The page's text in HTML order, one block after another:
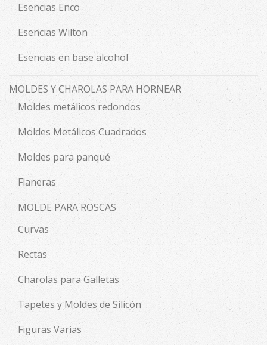
Esencias Enco
Esencias Wilton
Esencias en base alcohol
MOLDES Y CHAROLAS PARA HORNEAR
Moldes metálicos redondos
Moldes Metálicos Cuadrados
Moldes para panqué
Flaneras
MOLDE PARA ROSCAS
Curvas
Rectas
Charolas para Galletas
Tapetes y Moldes de Silicón
Figuras Varias